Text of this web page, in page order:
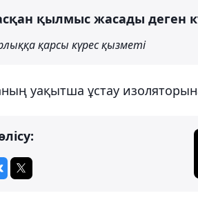
қылмыс жасады деген
қарсы күрес қызметі
уақытша ұстау